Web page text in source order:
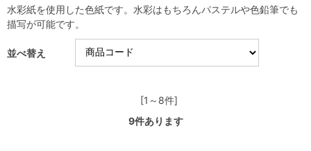
水彩紙を使用した色紙です。水彩はもちろんパステルや色鉛筆でも
描写が可能です。
並べ替え
[1～8件]
9件あります